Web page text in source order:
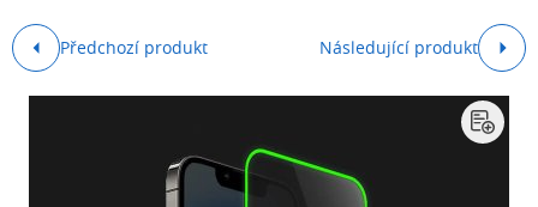
Předchozí produkt Následující produkt